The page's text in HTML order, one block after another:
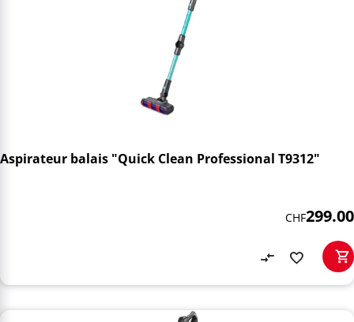
Aspirateur balais "Quick Clean Professional T9312"
CHF299.00